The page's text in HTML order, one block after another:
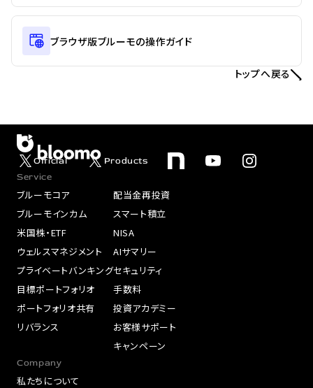
ブラウザ版ブルーモの操作ガイド
トップへ戻る
Official
Products
Service
ブルーモコア
ブルーモインカム
米国株・ETF
ウェルスマネジメント
プライベートバンキング
目標ポートフォリオ
ポートフォリオ共有
リバランス
配当金再投資
スマート積立
NISA
AIサマリー
セキュリティ
手数料
投資アカデミー
お客様サポート
キャンペーン
Company
私たちについて